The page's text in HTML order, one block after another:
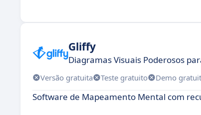
Gliffy
Diagramas Visuais Poderosos
Versão gratuita Teste gratuito Demo
Software de Mapeamento Mental com